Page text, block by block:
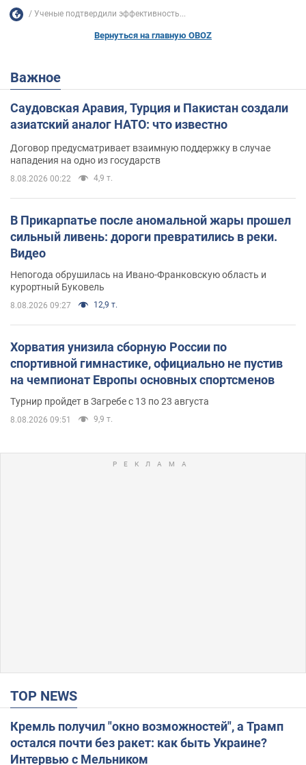
Ученые подтвердили эффективность...
Вернуться на главную OBOZ
Важное
Саудовская Аравия, Турция и Пакистан создали
азиатский аналог НАТО: что известно
Договор предусматривает взаимную поддержку в случае
нападения на одно из государств
8.08.2026 00:22 4,9 т.
В Прикарпатье после аномальной жары прошел
сильный ливень: дороги превратились в реки.
Видео
Непогода обрушилась на Ивано-Франковскую область и
курортный Буковель
8.08.2026 09:27 12,9 т.
Хорватия унизила сборную России по
спортивной гимнастике, официально не пустив
на чемпионат Европы основных спортсменов
Турнир пройдет в Загребе с 13 по 23 августа
8.08.2026 09:51 9,9 т.
TOP NEWS
Кремль получил "окно возможностей", а Трамп
остался почти без ракет: как быть Украине?
Интервью с Мельником